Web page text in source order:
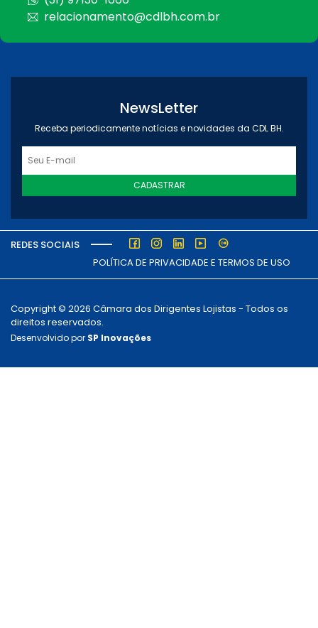
relacionamento@cdlbh.com.br
NewsLetter
Receba periodicamente notícias e novidades da CDL BH.
CADASTRAR
REDES SOCIAIS
POLÍTICA DE PRIVACIDADE E TERMOS DE USO
Copyright © 2026 Câmara dos Dirigentes Lojistas - Todos os
direitos reservados.
Desenvolvido por SP Inovações